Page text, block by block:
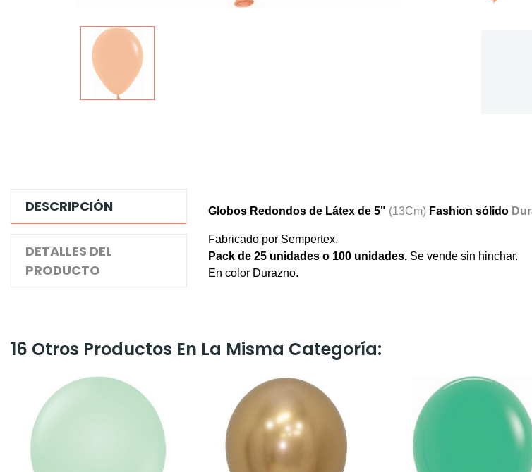
DESCRIPCIÓN
DETALLES DEL
PRODUCTO
Globos Redondos de Látex de 5" (13Cm) Fashion sólido
Fabricado por Sempertex.
Pack de 25 unidades o 100 unidades. Se vende sin hinchar.
En color Durazno.
16 Otros Productos En La Misma Categoría: